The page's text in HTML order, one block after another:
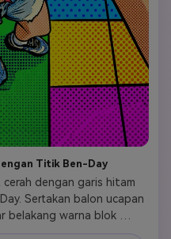
Titik Ben-Day
dengan garis hitam
Sertakan balon ucapan
belakang warna blok
Tambahkan efek